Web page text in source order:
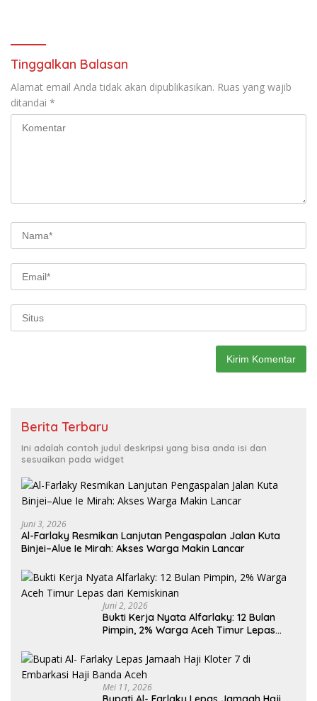
Tinggalkan Balasan
Alamat email Anda tidak akan dipublikasikan. Ruas yang wajib
ditandai *
Berita Terbaru
Ini adalah contoh judul deskripsi yang bisa anda isi dan
sesuaikan pada widget
Juni 3, 2026
Al-Farlaky Resmikan Lanjutan Pengaspalan Jalan Kuta
Binjei–Alue Ie Mirah: Akses Warga Makin Lancar
Juni 2, 2026
Bukti Kerja Nyata Alfarlaky: 12 Bulan
Pimpin, 2% Warga Aceh Timur Lepas
Mei 11, 2026